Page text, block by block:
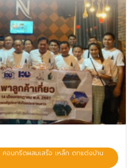
อนกรีตผสมเสร็จ เหล็ก ตกแต่งบ้าน